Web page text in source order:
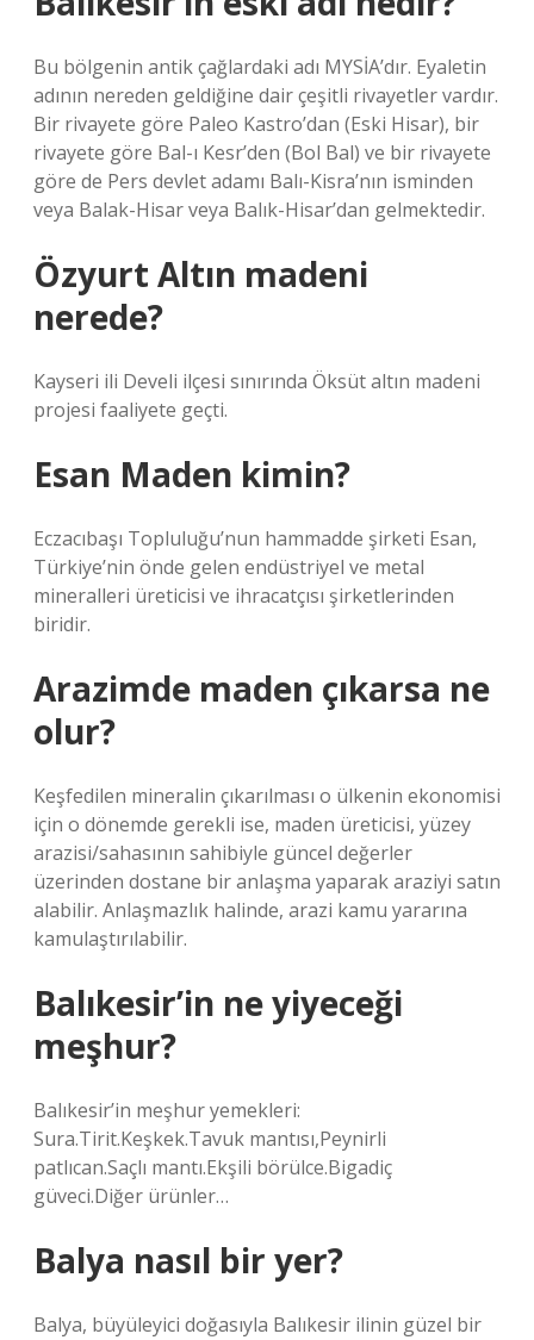
Bu bölgenin antik çağlardaki adı MYSİA’dır. Eyaletin
adının nereden geldiğine dair çeşitli rivayetler vardır.
Bir rivayete göre Paleo Kastro’dan (Eski Hisar), bir
rivayete göre Bal-ı Kesr’den (Bol Bal) ve bir rivayete
göre de Pers devlet adamı Balı-Kisra’nın isminden
veya Balak-Hisar veya Balık-Hisar’dan gelmektedir.
Özyurt Altın madeni
nerede?
Kayseri ili Develi ilçesi sınırında Öksüt altın madeni
projesi faaliyete geçti.
Esan Maden kimin?
Eczacıbaşı Topluluğu’nun hammadde şirketi Esan,
Türkiye’nin önde gelen endüstriyel ve metal
mineralleri üreticisi ve ihracatçısı şirketlerinden
biridir.
Arazimde maden çıkarsa ne
olur?
Keşfedilen mineralin çıkarılması o ülkenin ekonomisi
için o dönemde gerekli ise, maden üreticisi, yüzey
arazisi/sahasının sahibiyle güncel değerler
üzerinden dostane bir anlaşma yaparak araziyi satın
alabilir. Anlaşmazlık halinde, arazi kamu yararına
kamulaştırılabilir.
Balıkesir’in ne yiyeceği
meşhur?
Balıkesir’in meşhur yemekleri:
Sura.Tirit.Keşkek.Tavuk mantısı,Peynirli
patlıcan.Saçlı mantı.Ekşili börülce.Bigadiç
güveci.Diğer ürünler…
Balya nasıl bir yer?
Balya, büyüleyici doğasıyla Balıkesir ilinin güzel bir